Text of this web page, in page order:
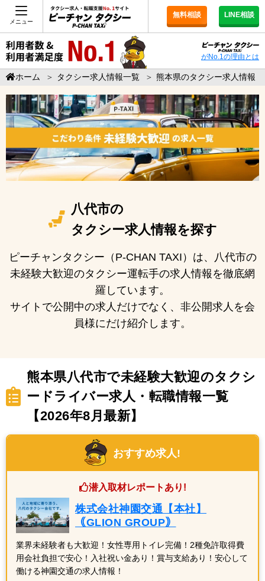
メニュー
無料相談 LINE相談
がNo.1の理由とは
ホーム ＞ タクシー求人情報一覧 ＞ 熊本県のタクシー求人情報
八代市の
タクシー求人情報を探す
ピーチャンタクシー（P-CHAN TAXI）は、八代市の
未経験大歓迎のタクシー運転手の求人情報を徹底網
羅しています。
サイトで公開中の求人だけでなく、非公開求人を会
員様にだけ紹介します。
熊本県八代市で未経験大歓迎のタクシ
ードライバー求人・転職情報一覧
【2026年8月最新】
おすすめ求人!
潜入取材レポートあり!
株式会社神園交通【本社】
｟GLION GROUP｠
業界未経験者も大歓迎！女性専用トイレ完備！2種免許取得費
用会社負担で安心！入社祝い金あり！賞与支給あり！安心して
働ける神園交通の求人情報！